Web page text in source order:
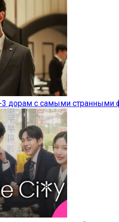
3 дорам с самыми странными